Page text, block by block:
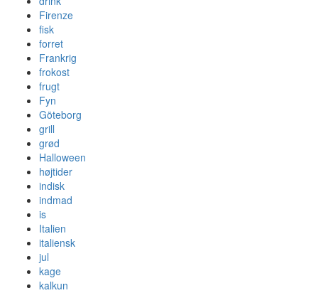
Firenze
fisk
forret
Frankrig
frokost
frugt
Fyn
Göteborg
grill
grød
Halloween
højtider
indisk
indmad
is
Italien
italiensk
jul
kage
kalkun